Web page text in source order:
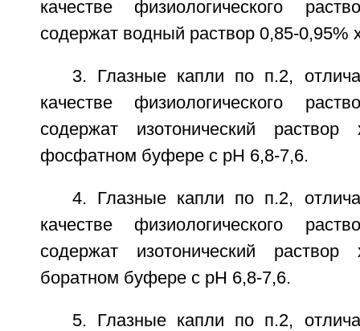
качестве физиологического
содержат водный раствор 0,85-0,95%
3. Глазные капли по п.2,
качестве физиологического
содержат изотонический
фосфатном буфере с рН 6,8-7,6.
4. Глазные капли по п.2,
качестве физиологического
содержат изотонический
боратном буфере с рН 6,8-7,6.
5. Глазные капли по п.2,